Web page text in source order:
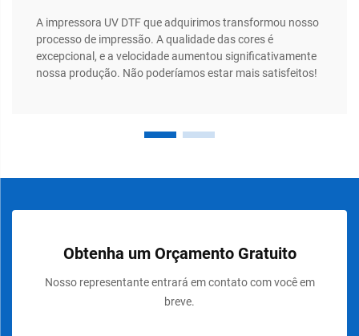
A impressora UV DTF que adquirimos transformou nosso
processo de impressão. A qualidade das cores é
excepcional, e a velocidade aumentou significativamente
nossa produção. Não poderíamos estar mais satisfeitos!
Obtenha um Orçamento Gratuito
Nosso representante entrará em contato com você em
breve.